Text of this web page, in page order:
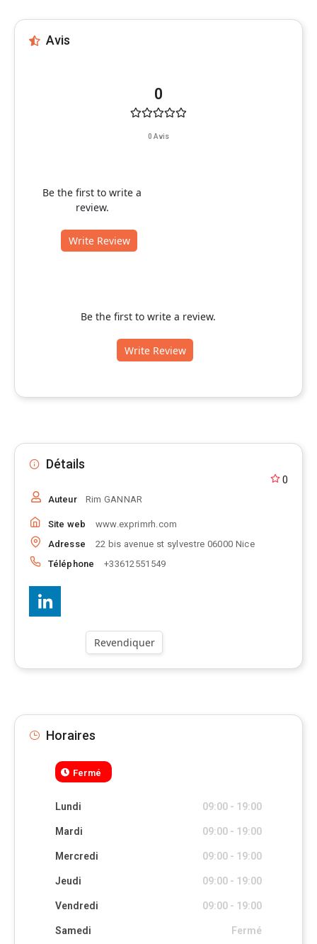
Avis
0
0 Avis
Be the first to write a
review.
Write Review
Be the first to write a review.
Write Review
Détails
0
Auteur Rim GANNAR
Site web
www.exprimrh.com
Adresse
22 bis avenue st sylvestre 06000 Nice
Téléphone
+33612551549
Revendiquer
Horaires
Fermé
Lundi 09:00 - 19:00
Mardi 09:00 - 19:00
Mercredi 09:00 - 19:00
Jeudi 09:00 - 19:00
Vendredi 09:00 - 19:00
Samedi Fermé